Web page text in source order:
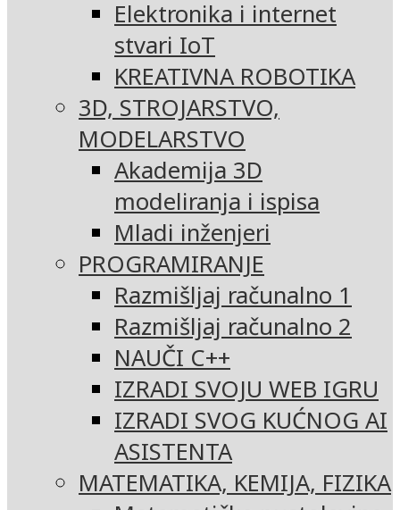
Elektronika i internet
stvari IoT
KREATIVNA ROBOTIKA
3D, STROJARSTVO,
MODELARSTVO
Akademija 3D
modeliranja i ispisa
Mladi inženjeri
PROGRAMIRANJE
Razmišljaj računalno 1
Razmišljaj računalno 2
NAUČI C++
IZRADI SVOJU WEB IGRU
IZRADI SVOG KUĆNOG AI
ASISTENTA
MATEMATIKA, KEMIJA, FIZIKA